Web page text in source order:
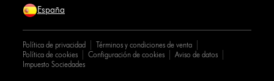
España
Política de privacidad
Términos y condiciones de venta
Política de cookies
Configuración de cookies
Aviso de datos
Impuesto Sociedades